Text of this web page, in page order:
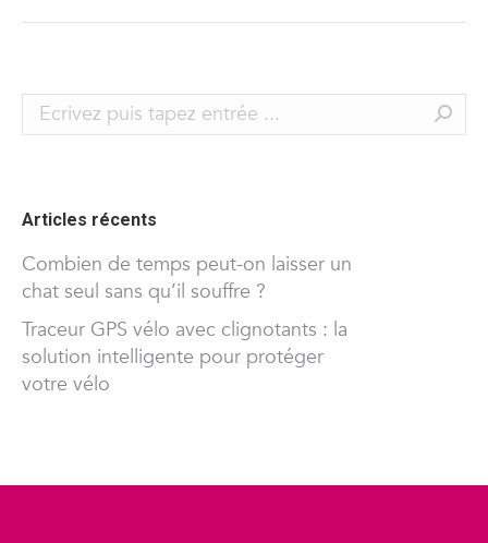
Search:
Articles récents
Combien de temps peut-on laisser un
chat seul sans qu’il souffre ?
Traceur GPS vélo avec clignotants : la
solution intelligente pour protéger
votre vélo